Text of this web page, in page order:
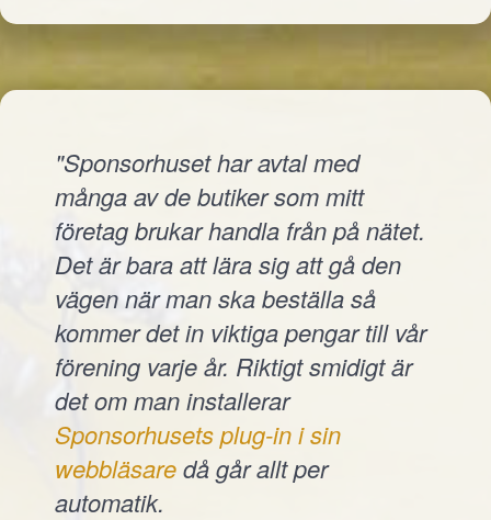
"Sponsorhuset har avtal med
många av de butiker som mitt
företag brukar handla från på nätet.
Det är bara att lära sig att gå den
vägen när man ska beställa så
kommer det in viktiga pengar till vår
förening varje år. Riktigt smidigt är
det om man installerar
Sponsorhusets plug-in i sin
webbläsaredå går allt per
automatik.